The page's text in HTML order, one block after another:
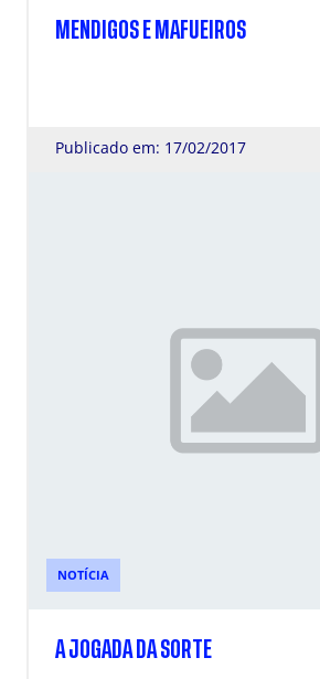
MENDIGOS E MAFUEIROS
Publicado em: 17/02/2017
NOTÍCIA
A JOGADA DA SORTE